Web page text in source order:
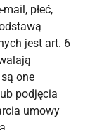
płeć,
jest art. 6
one
podjęcia
umowy